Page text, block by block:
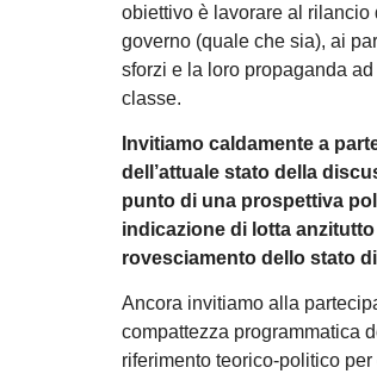
obiettivo è lavorare al
governo (quale che sia), ai
sforzi e la loro propaganda
classe.
Invitiamo caldamente a
dell’attuale stato della
punto di una prospettiva
indicazione di lotta
rovesciamento dello stato
Ancora invitiamo alla
compattezza programmatica
riferimento teorico-politico